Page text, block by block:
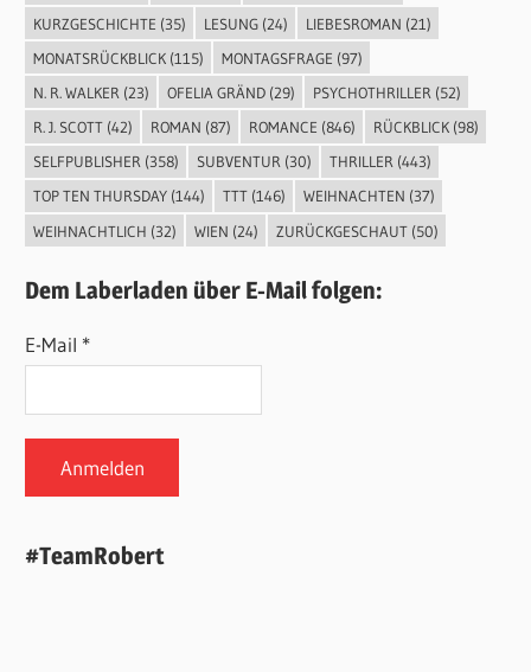
KURZGESCHICHTE (35) LESUNG(24) LIEBESROMAN (21)
MONATSRÜCKBLICK(115) MONTAGSFRAGE (97)
N. R. WALKER (23) OFELIA GRÄND(29) PSYCHOTHRILLER (52)
R. J. SCOTT(42) ROMAN (87) ROMANCE (846) RÜCKBLICK(98)
SELFPUBLISHER(358) SUBVENTUR(30) THRILLER(443)
TOP TEN THURSDAY(144) TTT(146) WEIHNACHTEN (37)
WEIHNACHTLICH (32) WIEN (24) ZURÜCKGESCHAUT(50)
Dem Laberladen über E-Mail folgen:
E-Mail *
#TeamRobert